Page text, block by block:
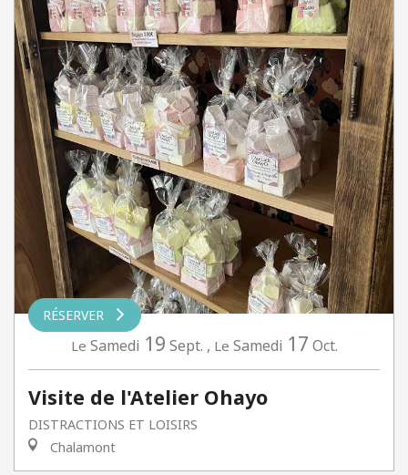
RÉSERVER
Le Samedi 19 Sept. , Le Samedi 17 Oct.
Visite de l'Atelier Ohayo
DISTRACTIONS ET LOISIRS
Chalamont